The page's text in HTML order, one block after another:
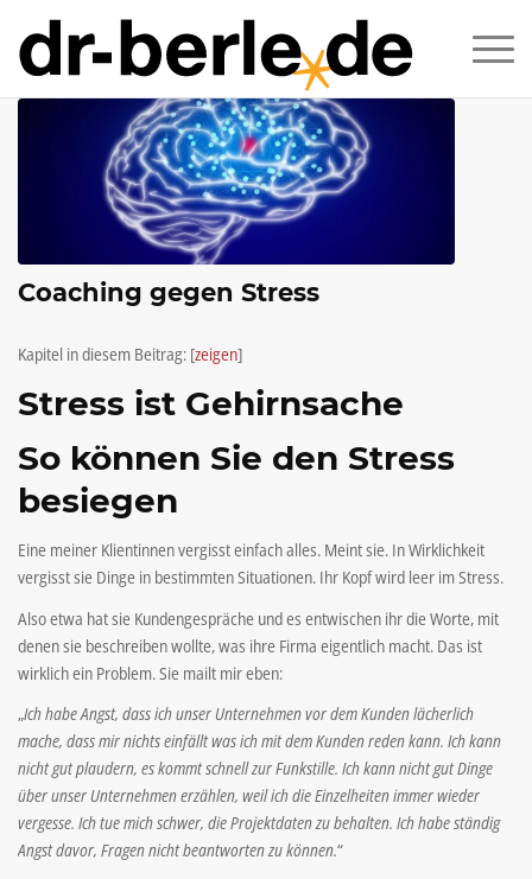
Coaching gegen Stress
Kapitel in diesem Beitrag: [zeigen]
Stress ist Gehirnsache
So können Sie den Stress
besiegen
Eine meiner Klientinnen vergisst einfach alles. Meint sie. In Wirklichkeit
vergisst sie Dinge in bestimmten Situationen. Ihr Kopf wird leer im Stress.
Also etwa hat sie Kundengespräche und es entwischen ihr die Worte, mit
denen sie beschreiben wollte, was ihre Firma eigentlich macht. Das ist
wirklich ein Problem. Sie mailt mir eben:
„Ich habe Angst, dass ich unser Unternehmen vor dem Kunden lächerlich
mache, dass mir nichts einfällt was ich mit dem Kunden reden kann. Ich kann
nicht gut plaudern, es kommt schnell zur Funkstille. Ich kann nicht gut Dinge
über unser Unternehmen erzählen, weil ich die Einzelheiten immer wieder
vergesse. Ich tue mich schwer, die Projektdaten zu behalten. Ich habe ständig
Angst davor, Fragen nicht beantworten zu können.“